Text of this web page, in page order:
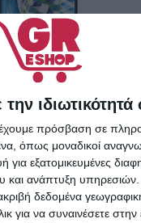
ιδιωτικότητά
έχουμε πρόσβαση σε
όπως μοναδικοί
εξατομικευμένες
και ανάπτυξη υπηρεσιών.
δεδομένα
να συναινέσετε στην
Oral-B Cross